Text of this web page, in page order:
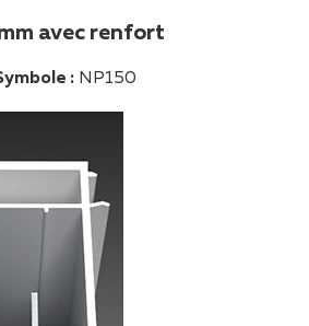
avec renfort
:NP150